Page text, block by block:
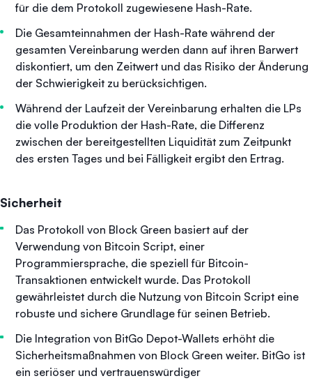
für die dem Protokoll zugewiesene Hash-Rate.
Die Gesamteinnahmen der Hash-Rate während der
gesamten Vereinbarung werden dann auf ihren Barwert
diskontiert, um den Zeitwert und das Risiko der Änderung
der Schwierigkeit zu berücksichtigen.
Während der Laufzeit der Vereinbarung erhalten die LPs
die volle Produktion der Hash-Rate, die Differenz
zwischen der bereitgestellten Liquidität zum Zeitpunkt
des ersten Tages und bei Fälligkeit ergibt den Ertrag.
Sicherheit
Das Protokoll von Block Green basiert auf der
Verwendung von Bitcoin Script, einer
Programmiersprache, die speziell für Bitcoin-
Transaktionen entwickelt wurde. Das Protokoll
gewährleistet durch die Nutzung von Bitcoin Script eine
robuste und sichere Grundlage für seinen Betrieb.
Die Integration von BitGo Depot-Wallets erhöht die
Sicherheitsmaßnahmen von Block Green weiter. BitGo ist
ein seriöser und vertrauenswürdiger